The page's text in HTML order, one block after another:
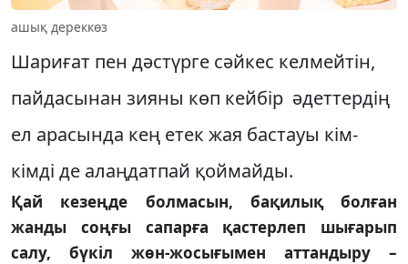
ашық дереккөз
Шариғат пен дәстүрге сәйкес кел­мейтін,
пайдасынан зияны көп кейбір әдеттердің
ел арасында кең етек жая бастауы кім-
кімді де алаңдатпай қоймайды.
Қай кезеңде болмасын, бақилық болған
жанды соңғы сапарға қастерлеп шығарып
салу, бүкіл жөн-жосығымен аттандыру –